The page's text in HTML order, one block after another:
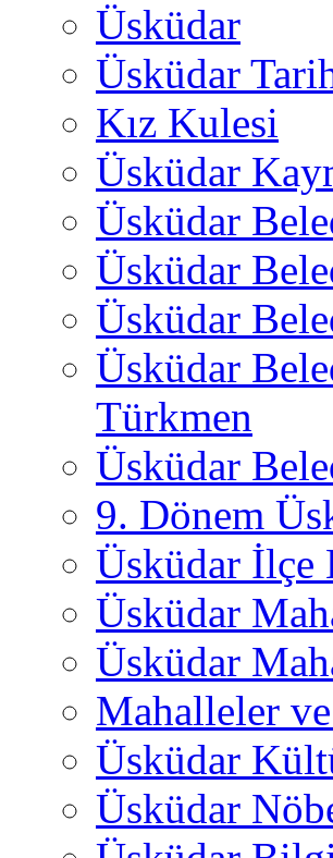
Üsküdar
Üsküdar
Kız Kulesi
Üsküdar
Üsküdar
Üsküdar
Üsküdar
Üsküdar
Türkmen
Üsküdar
9. Dönem
Üsküdar İlçe
Üsküdar
Üsküdar
Mahalleler
Üsküdar
Üsküdar